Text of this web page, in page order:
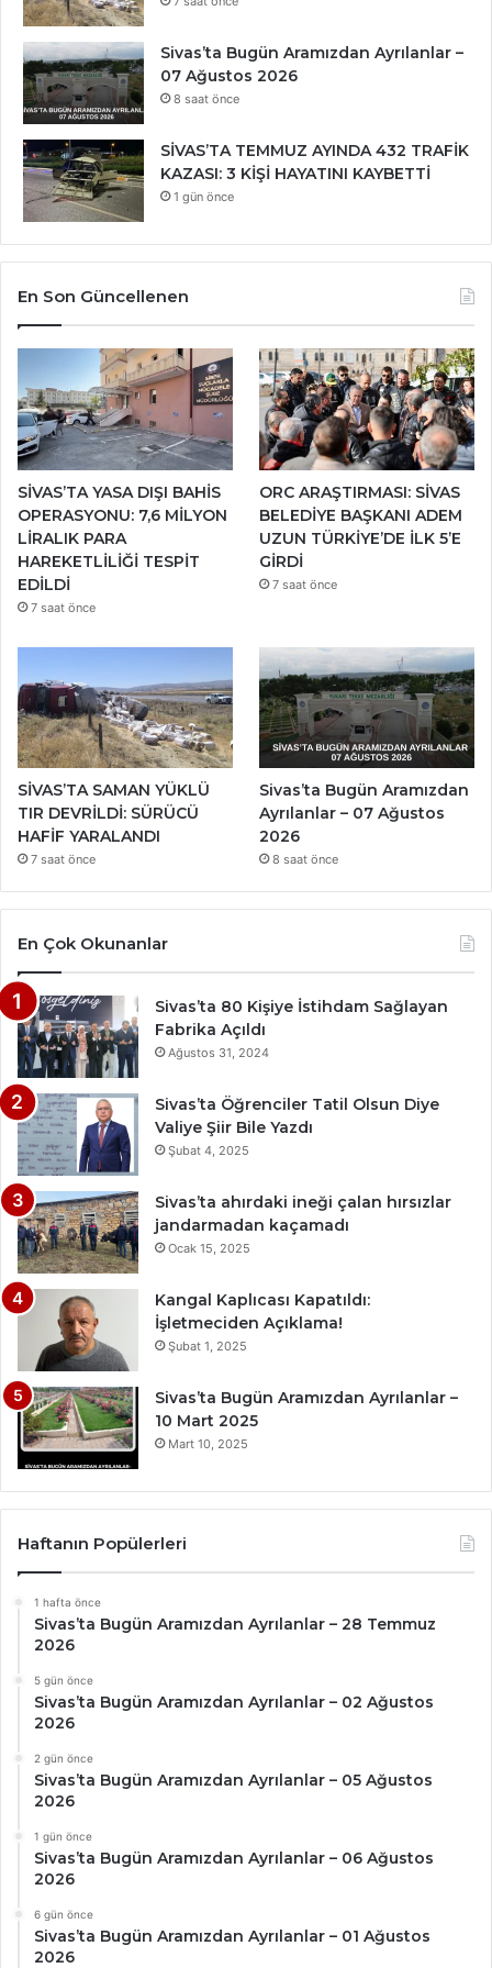
Sivas’ta Bugün Aramızdan Ayrılanlar –
07 Ağustos 2026
8 saat önce
SİVAS’TA TEMMUZ AYINDA 432 TRAFİK
KAZASI: 3 KİŞİ HAYATINI KAYBETTİ
1 gün önce
En Son Güncellenen
SİVAS’TA YASA DIŞI BAHİS
OPERASYONU: 7,6 MİLYON
LİRALIK PARA
HAREKETLİLİĞİ TESPİT
EDİLDİ
7 saat önce
ORC ARAŞTIRMASI: SİVAS
BELEDİYE BAŞKANI ADEM
UZUN TÜRKİYE’DE İLK 5’E
GİRDİ
7 saat önce
SİVAS’TA SAMAN YÜKLÜ
TIR DEVRİLDİ: SÜRÜCÜ
HAFİF YARALANDI
7 saat önce
Sivas’ta Bugün Aramızdan
Ayrılanlar – 07 Ağustos
2026
8 saat önce
En Çok Okunanlar
Sivas’ta 80 Kişiye İstihdam Sağlayan
Fabrika Açıldı
Ağustos 31, 2024
Sivas’ta Öğrenciler Tatil Olsun Diye
Valiye Şiir Bile Yazdı
Şubat 4, 2025
Sivas’ta ahırdaki ineği çalan hırsızlar
jandarmadan kaçamadı
Ocak 15, 2025
Kangal Kaplıcası Kapatıldı:
İşletmeciden Açıklama!
Şubat 1, 2025
Sivas’ta Bugün Aramızdan Ayrılanlar –
10 Mart 2025
Mart 10, 2025
Haftanın Popülerleri
1 hafta önce
Sivas’ta Bugün Aramızdan Ayrılanlar – 28 Temmuz
2026
5 gün önce
Sivas’ta Bugün Aramızdan Ayrılanlar – 02 Ağustos
2026
2 gün önce
Sivas’ta Bugün Aramızdan Ayrılanlar – 05 Ağustos
2026
1 gün önce
Sivas’ta Bugün Aramızdan Ayrılanlar – 06 Ağustos
2026
6 gün önce
Sivas’ta Bugün Aramızdan Ayrılanlar – 01 Ağustos
2026